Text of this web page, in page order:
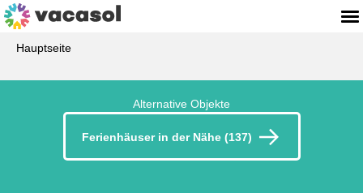
Hauptseite
Alternative Objekte
Ferienhäuser in der Nähe (137)